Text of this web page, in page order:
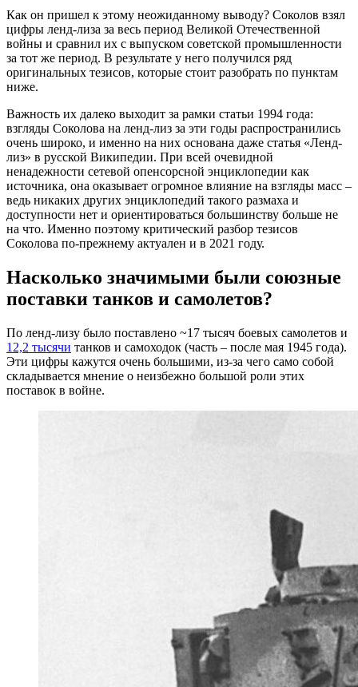
Как он пришел к этому неожиданному выводу? Соколов взял
цифры ленд-лиза за весь период Великой Отечественной
войны и сравнил их с выпуском советской промышленности
за тот же период. В результате у него получился ряд
оригинальных тезисов, которые стоит разобрать по пунктам
ниже.
Важность их далеко выходит за рамки статьи 1994 года:
взгляды Соколова на ленд-лиз за эти годы распространились
очень широко, и именно на них основана даже статья «Ленд-
лиз» в русской Википедии. При всей очевидной
ненадежности сетевой опенсорсной энциклопедии как
источника, она оказывает огромное влияние на взгляды масс –
ведь никаких других энциклопедий такого размаха и
доступности нет и ориентироваться большинству больше не
на что. Именно поэтому критический разбор тезисов
Соколова по-прежнему актуален и в 2021 году.
Насколько значимыми были союзные
поставки танков и самолетов?
По ленд-лизу было поставлено ~17 тысяч боевых самолетов и
12,2 тысячи танков и самоходок (часть – после мая 1945 года).
Эти цифры кажутся очень большими, из-за чего само собой
складывается мнение о неизбежно большой роли этих
поставок в войне.